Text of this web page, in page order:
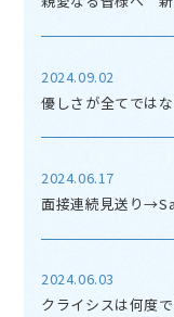
2024.09.02
優しさが全てでは
2024.06.17
面接連続見送り
2024.06.03
クライシスは何度